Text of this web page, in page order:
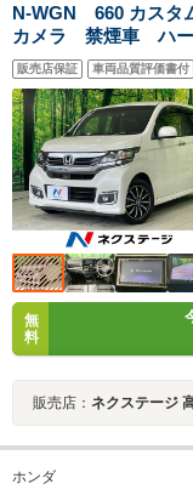
N-WGN 660 カスタ
カメラ 禁煙車 ハ
ートキー HIDヘッ
14インチアルミ オ
Bluetooth CD
販売店保証 車両品質評価書付
無
料
販売店： ネクステージ
ホンダ